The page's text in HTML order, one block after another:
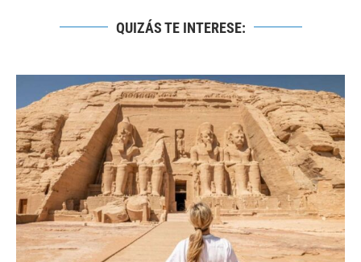
QUIZÁS TE INTERESE: